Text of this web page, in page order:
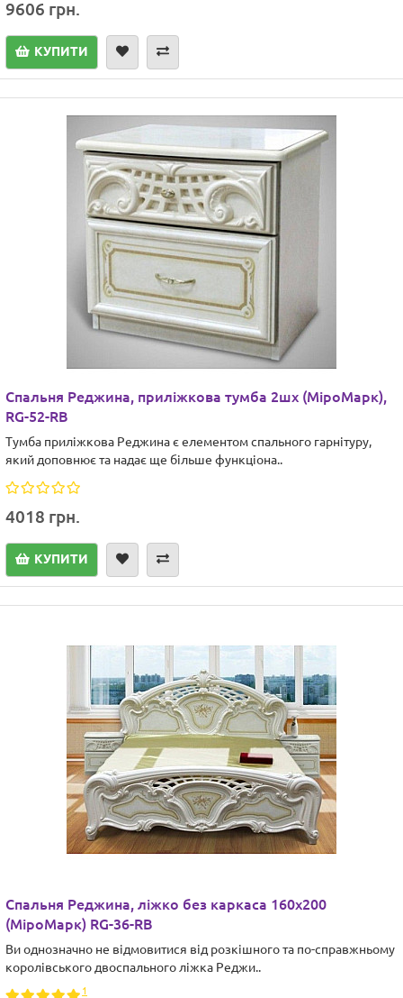
9606 грн.
КУПИТИ
Cпальня Реджина, приліжкова тумба 2шх (МіроМарк),
RG-52-RB
Тумба приліжкова Реджина є елементом спального гарнітуру,
який доповнює та надає ще більше функціона..
4018 грн.
КУПИТИ
Спальня Реджина, ліжко без каркаса 160х200
(МіроМарк) RG-36-RB
Ви однозначно не відмовитися від розкішного та по-справжньому
королівського двоспального ліжка Реджи..
1